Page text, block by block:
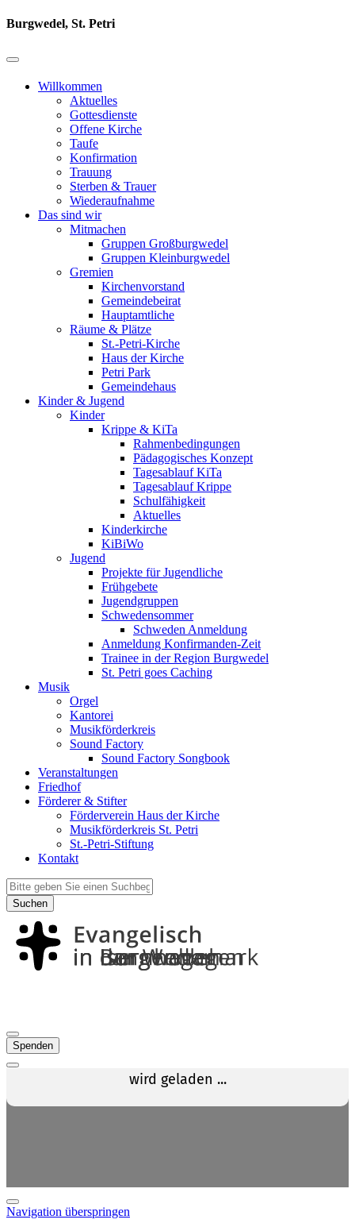
Burgwedel, St. Petri
Willkommen
Aktuelles
Gottesdienste
Offene Kirche
Taufe
Konfirmation
Trauung
Sterben & Trauer
Wiederaufnahme
Das sind wir
Mitmachen
Gruppen Großburgwedel
Gruppen Kleinburgwedel
Gremien
Kirchenvorstand
Gemeindebeirat
Hauptamtliche
Räume & Plätze
St.-Petri-Kirche
Haus der Kirche
Petri Park
Gemeindehaus
Kinder & Jugend
Kinder
Krippe & KiTa
Rahmenbedingungen
Pädagogisches Konzept
Tagesablauf KiTa
Tagesablauf Krippe
Schulfähigkeit
Aktuelles
Kinderkirche
KiBiWo
Jugend
Projekte für Jugendliche
Frühgebete
Jugendgruppen
Schwedensommer
Schweden Anmeldung
Anmeldung Konfirmanden-Zeit
Trainee in der Region Burgwedel
St. Petri goes Caching
Musik
Orgel
Kantorei
Musikförderkreis
Sound Factory
Sound Factory Songbook
Veranstaltungen
Friedhof
Förderer & Stifter
Förderverein Haus der Kirche
Musikförderkreis St. Petri
St.-Petri-Stiftung
Kontakt
Suchen
Spenden
Navigation überspringen